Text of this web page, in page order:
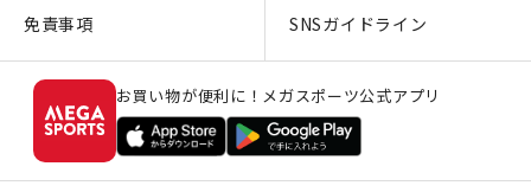
免責事項 SNSガイドライン
お買い物が便利に！メガスポーツ公式アプリ